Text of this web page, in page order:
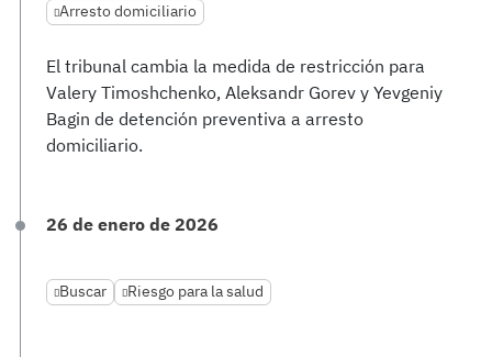
Arresto domiciliario
El tribunal cambia la medida de restricción para
Valery Timoshchenko, Aleksandr Gorev y Yevgeniy
Bagin de detención preventiva a arresto
domiciliario.
26 de enero de 2026
Buscar Riesgo para la salud